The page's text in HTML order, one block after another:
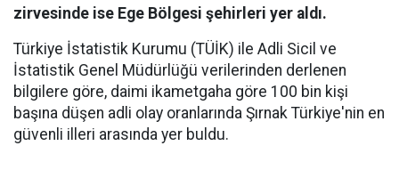
zirvesinde ise Ege Bölgesi şehirleri yer aldı.
Türkiye İstatistik Kurumu (TÜİK) ile Adli Sicil ve
İstatistik Genel Müdürlüğü verilerinden derlenen
bilgilere göre, daimi ikametgaha göre 100 bin kişi
başına düşen adli olay oranlarında Şırnak Türkiye'nin en
güvenli illeri arasında yer buldu.